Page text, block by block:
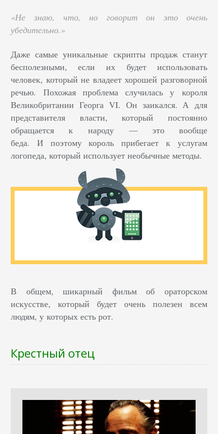
«Не знаю, что, но говорит он это очень
убедительно.»
Даже самые уникальные скрипты продаж станут
бесполезными, если их будет использовать
человек, который не владеет хорошей разговорной
речью. Похожая проблема случилась у короля
Великобритании Георга VI. Он заикался. А для
представителя власти, который постоянно
обращается к народу — это вообще
беда. И поэтому король прибегает к услугам
логопеда, который использует необычные методы.
В общем, шикарный фильм об ораторском
искусстве, который будет очень полезен всем
людям, у которых есть рот.
Крестный отец